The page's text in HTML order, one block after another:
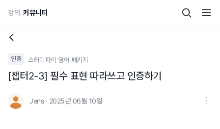
강의 커뮤니티
인증 스터디파이 영어 패키지
[챕터2-3] 필수 표현 따라쓰고 인증하기
Jens · 2025년 06월 10일